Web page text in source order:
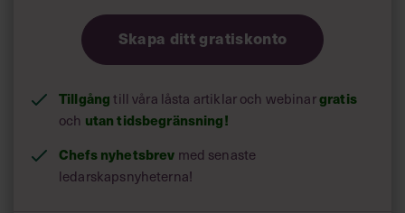
Skapa ditt gratiskonto
Tillgång till våra låsta artiklar och webinargratis
och utan tidsbegränsning!
Chefs nyhetsbrev med senaste
ledarskapsnyheterna!